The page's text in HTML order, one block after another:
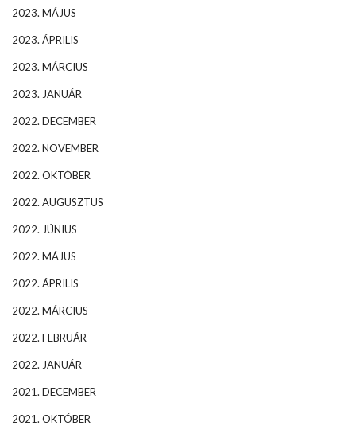
2023. MÁJUS
2023. ÁPRILIS
2023. MÁRCIUS
2023. JANUÁR
2022. DECEMBER
2022. NOVEMBER
2022. OKTÓBER
2022. AUGUSZTUS
2022. JÚNIUS
2022. MÁJUS
2022. ÁPRILIS
2022. MÁRCIUS
2022. FEBRUÁR
2022. JANUÁR
2021. DECEMBER
2021. OKTÓBER